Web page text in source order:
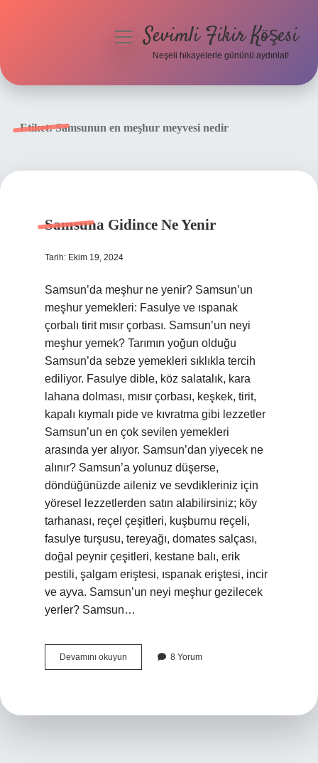
menüyüSevimli Fikir Köşesi
Neşeli hikayelerle gününü aydınlat!
Etiket:Samsunun en meşhur meyvesi nedir
Samsuna Gidince Ne Yenir
Tarih: Ekim 19, 2024
Samsun’da meşhur ne yenir? Samsun’un
meşhur yemekleri: Fasulye ve ıspanak
çorbalı tirit mısır çorbası. Samsun’un neyi
meşhur yemek? Tarımın yoğun olduğu
Samsun’da sebze yemekleri sıklıkla tercih
ediliyor. Fasulye dible, köz salatalık, kara
lahana dolması, mısır çorbası, keşkek, tirit,
kapalı kıymalı pide ve kıvratma gibi lezzetler
Samsun’un en çok sevilen yemekleri
arasında yer alıyor. Samsun’dan yiyecek ne
alınır? Samsun’a yolunuz düşerse,
döndüğünüzde aileniz ve sevdikleriniz için
yöresel lezzetlerden satın alabilirsiniz; köy
tarhanası, reçel çeşitleri, kuşburnu reçeli,
fasulye turşusu, tereyağı, domates salçası,
doğal peynir çeşitleri, kestane balı, erik
pestili, şalgam eriştesi, ıspanak eriştesi, incir
ve ayva. Samsun’un neyi meşhur gezilecek
yerler? Samsun…
Devamını okuyun Samsuna
Gidince
8 Yorum